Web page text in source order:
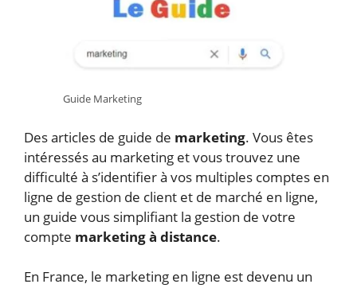
Guide Marketing
Des articles de guide de marketing. Vous êtes
intéressés au marketing et vous trouvez une
difficulté à s’identifier à vos multiples comptes en
ligne de gestion de client et de marché en ligne,
un guide vous simplifiant la gestion de votre
compte marketing à distance.
En France, le marketing en ligne est devenu un